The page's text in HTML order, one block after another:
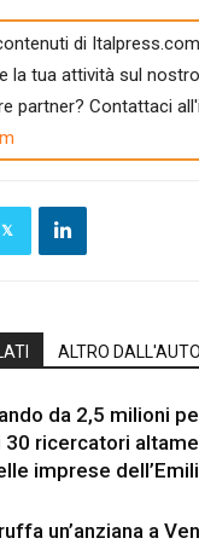
di
la tua attività sul
partner? Contattaci
ALTRO
da 2,5 milioni
30 ricercatori
imprese
un’anziana a